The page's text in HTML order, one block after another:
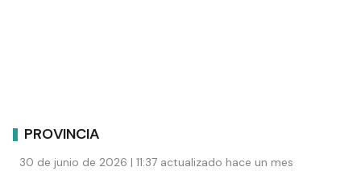
PROVINCIA
30 de junio de 2026 | 11:37 actualizado hace un mes